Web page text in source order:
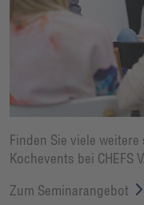
Finden Sie viele
Kochevents bei CHEFS
Zum Seminarangebot